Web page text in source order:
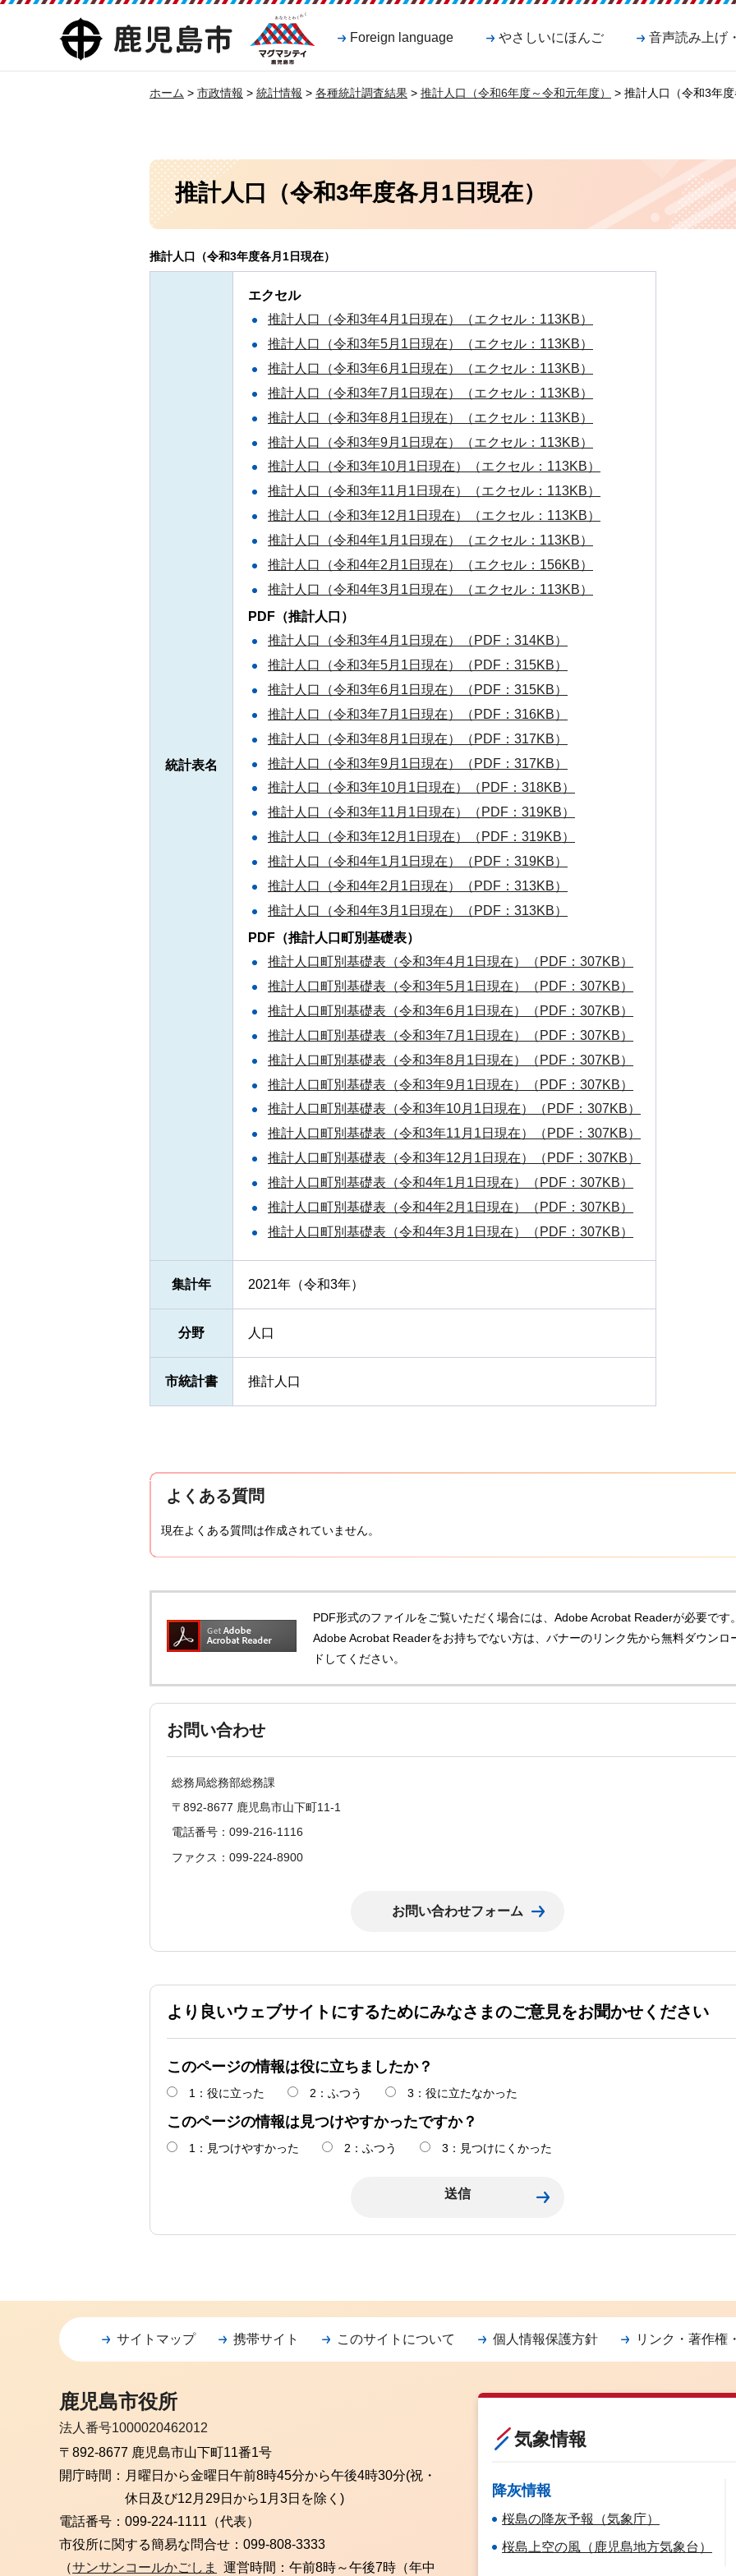
鹿児島市
マグマシティ
鹿児島市
Foreign language やさしいにほんご 音声読み上げ
ホーム > 市政情報 > 統計情報 > 各種統計調査結果 > 推計人口（令和6年度～令和元年度） > 推計人口（令和3年
推計人口（令和3年度各月1日現在）
推計人口（令和3年度各月1日現在）
統計表名
エクセル
推計人口（令和3年4月1日現在）（エクセル：113KB）
推計人口（令和3年5月1日現在）（エクセル：113KB）
推計人口（令和3年6月1日現在）（エクセル：113KB）
推計人口（令和3年7月1日現在）（エクセル：113KB）
推計人口（令和3年8月1日現在）（エクセル：113KB）
推計人口（令和3年9月1日現在）（エクセル：113KB）
推計人口（令和3年10月1日現在）（エクセル：113KB）
推計人口（令和3年11月1日現在）（エクセル：113KB）
推計人口（令和3年12月1日現在）（エクセル：113KB）
推計人口（令和4年1月1日現在）（エクセル：113KB）
推計人口（令和4年2月1日現在）（エクセル：156KB）
推計人口（令和4年3月1日現在）（エクセル：113KB）
PDF（推計人口）
推計人口（令和3年4月1日現在）（PDF：314KB）
推計人口（令和3年5月1日現在）（PDF：315KB）
推計人口（令和3年6月1日現在）（PDF：315KB）
推計人口（令和3年7月1日現在）（PDF：316KB）
推計人口（令和3年8月1日現在）（PDF：317KB）
推計人口（令和3年9月1日現在）（PDF：317KB）
推計人口（令和3年10月1日現在）（PDF：318KB）
推計人口（令和3年11月1日現在）（PDF：319KB）
推計人口（令和3年12月1日現在）（PDF：319KB）
推計人口（令和4年1月1日現在）（PDF：319KB）
推計人口（令和4年2月1日現在）（PDF：313KB）
推計人口（令和4年3月1日現在）（PDF：313KB）
PDF（推計人口町別基礎表）
推計人口町別基礎表（令和3年4月1日現在）（PDF：307KB）
推計人口町別基礎表（令和3年5月1日現在）（PDF：307KB）
推計人口町別基礎表（令和3年6月1日現在）（PDF：307KB）
推計人口町別基礎表（令和3年7月1日現在）（PDF：307KB）
推計人口町別基礎表（令和3年8月1日現在）（PDF：307KB）
推計人口町別基礎表（令和3年9月1日現在）（PDF：307KB）
推計人口町別基礎表（令和3年10月1日現在）（PDF：307KB）
推計人口町別基礎表（令和3年11月1日現在）（PDF：307KB）
推計人口町別基礎表（令和3年12月1日現在）（PDF：307KB）
推計人口町別基礎表（令和4年1月1日現在）（PDF：307KB）
推計人口町別基礎表（令和4年2月1日現在）（PDF：307KB）
推計人口町別基礎表（令和4年3月1日現在）（PDF：307KB）
集計年 2021年（令和3年）
分野 人口
市統計書 推計人口
よくある質問
現在よくある質問は作成されていません。
PDF形式のファイルをご覧いただく場合には、Adobe Acrobat Readerが必要です
Adobe Acrobat Readerをお持ちでない方は、バナーのリンク先から無料ダウンロ
ドしてください。
お問い合わせ
総務局総務部総務課
〒892-8677 鹿児島市山下町11-1
電話番号：099-216-1116
ファクス：099-224-8900
より良いウェブサイトにするためにみなさまのご意見をお聞かせください
このページの情報は役に立ちましたか？
1：役に立った 2：ふつう 3：役に立たなかった
このページの情報は見つけやすかったですか？
1：見つけやすかった 2：ふつう 3：見つけにくかった
サイトマップ 携帯サイト このサイトについて 個人情報保護方針 リンク・著作権
鹿児島市役所
法人番号1000020462012
〒892-8677 鹿児島市山下町11番1号
開庁時間： 月曜日から金曜日 午前8時45分から午後4時30分(祝・
休日及び12月29日から1月3日を除く)
電話番号： 099-224-1111（代表）
市役所に関する簡易な問合せ： 099-808-3333
（サンサンコールかごしま 運営時間：午前8時～午後7時（年中
気象情報
降灰情報
桜島の降灰予報（気象庁）
桜島上空の風（鹿児島地方気象台）